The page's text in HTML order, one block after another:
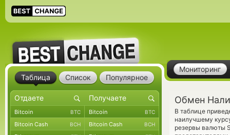
Мониторинг
Обмен
В таблице
наилучшему
резервы валюты
Таблица Список Популярное
Bitcoin BTC Bitcoin BTC
Bitcoin Cash BCH Bitcoin Cash BCH